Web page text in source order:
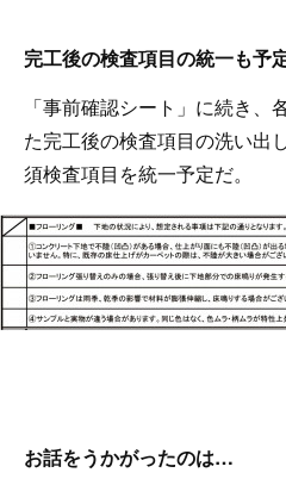
完工後の検査項目の統一も予
「事前確認シート」に続き
た完工後の検査項目の洗い出
須検査項目を統一予定だ。
お話をうかがったのは…